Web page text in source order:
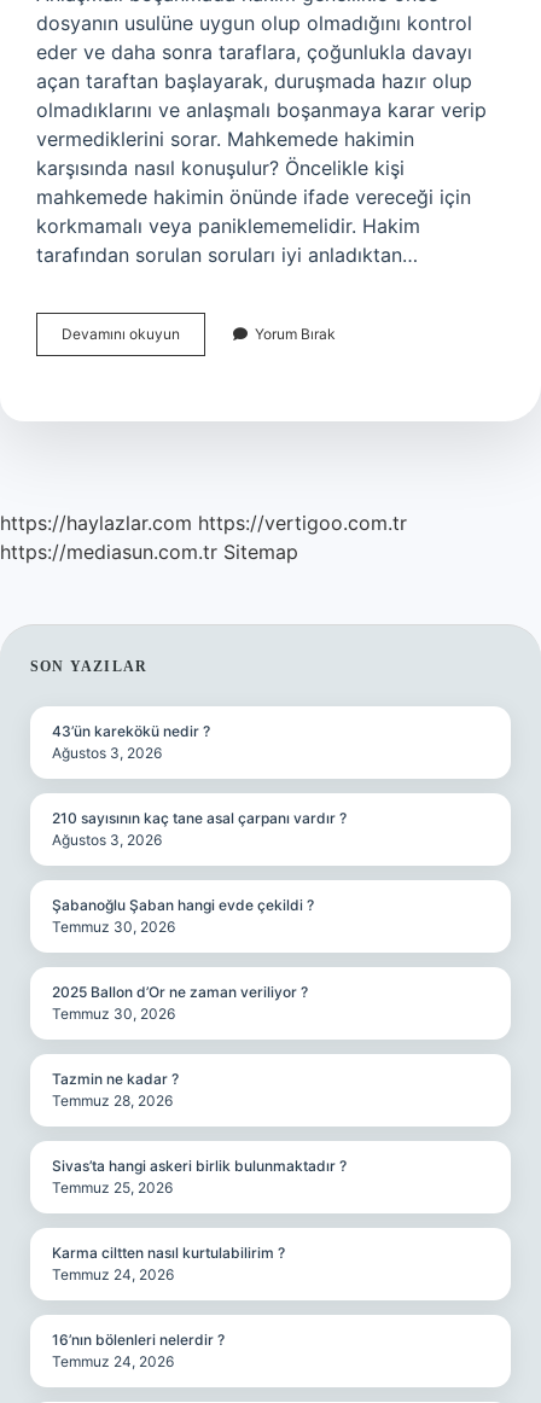
dosyanın usulüne uygun olup olmadığını kontrol
eder ve daha sonra taraflara, çoğunlukla davayı
açan taraftan başlayarak, duruşmada hazır olup
olmadıklarını ve anlaşmalı boşanmaya karar verip
vermediklerini sorar. Mahkemede hakimin
karşısında nasıl konuşulur? Öncelikle kişi
mahkemede hakimin önünde ifade vereceği için
korkmamalı veya paniklememelidir. Hakim
tarafından sorulan soruları iyi anladıktan…
Devamını okuyun
Duruşmada
Sorar
Yorum Bırak
https://haylazlar.com https://vertigoo.com.tr
https://mediasun.com.tr Sitemap
SIDEBAR
SON YAZILAR
43’ün karekökü nedir ?
Ağustos 3, 2026
210 sayısının kaç tane asal çarpanı vardır ?
Ağustos 3, 2026
Şabanoğlu Şaban hangi evde çekildi ?
Temmuz 30, 2026
2025 Ballon d’Or ne zaman veriliyor ?
Temmuz 30, 2026
Tazmin ne kadar ?
Temmuz 28, 2026
Sivas’ta hangi askeri birlik bulunmaktadır ?
Temmuz 25, 2026
Karma ciltten nasıl kurtulabilirim ?
Temmuz 24, 2026
16’nın bölenleri nelerdir ?
Temmuz 24, 2026